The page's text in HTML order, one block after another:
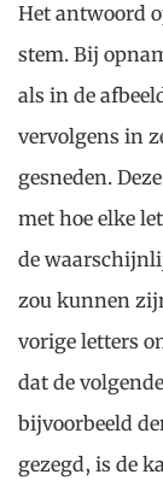
Het antwoord
stem. Bij
als in de
vervolgens in
gesneden.
met hoe elke
de
zou kunnen
vorige letters
dat de
bijvoorbeeld
gezegd, is de